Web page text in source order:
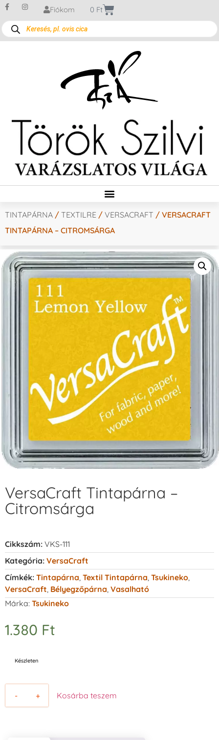
Fiókom 0 Ft
TINTAPÁRNA / TEXTILRE / VERSACRAFT / VERSACRAFT
TINTAPÁRNA – CITROMSÁRGA
VersaCraft Tintapárna –
Citromsárga
Cikkszám: VKS-111
Kategória: VersaCraft
Címkék: Tintapárna, Textil Tintapárna, Tsukineko,
VersaCraft, Bélyegzőpárna, Vasalható
Márka: Tsukineko
1.380 Ft
Készleten
- + Kosárba teszem